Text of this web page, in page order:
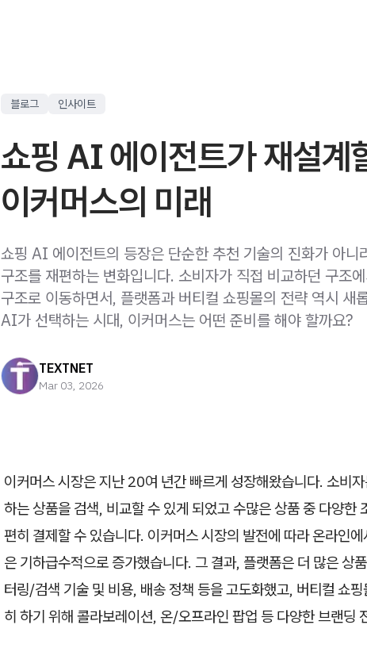
블로그 인사이트
쇼핑 AI 에이전트가 재설계
이커머스의 미래
쇼핑 AI 에이전트의 등장은 단순한 추천 기술의 진화가 아니
구조를 재편하는 변화입니다. 소비자가 직접 비교하던 구조
구조로 이동하면서, 플랫폼과 버티컬 쇼핑몰의 전략 역시 새
AI가 선택하는 시대, 이커머스는 어떤 준비를 해야 할까요?
TEXTNET
Mar 03, 2026
이커머스 시장은 지난 20여 년간 빠르게 성장해왔습니다. 소비
하는 상품을 검색, 비교할 수 있게 되었고 수많은 상품 중 다양한
편히 결제할 수 있습니다. 이커머스 시장의 발전에 따라 온라인
은 기하급수적으로 증가했습니다. 그 결과, 플랫폼은 더 많은 상
터링/검색 기술 및 비용, 배송 정책 등을 고도화했고, 버티컬 쇼
히 하기 위해 콜라보레이션, 온/오프라인 팝업 등 다양한 브랜딩